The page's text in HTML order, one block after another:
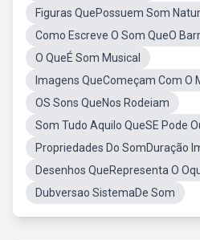
Figuras QuePossuem Som
Como Escreve O Som QueO
O QueÉ Som Musical
Imagens QueComeçam Com O
OS Sons QueNos Rodeiam
Som Tudo Aquilo QueSE Pode
Propriedades Do SomDuração
Desenhos QueRepresenta O
Dubversao SistemaDe Som